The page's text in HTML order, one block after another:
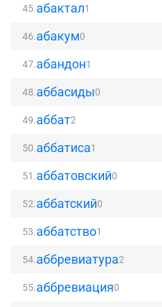
45.абактал1
46.абакум0
47.абандон1
48.аббасиды0
49.аббат2
50.аббатиса1
51.аббатовский0
52.аббатский0
53.аббатство1
54.аббревиатура2
55.аббревиация0